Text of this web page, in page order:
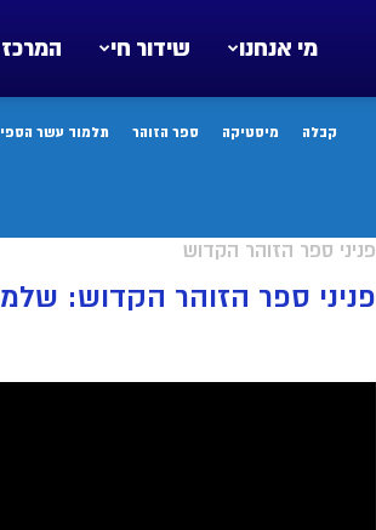
המרכז שידור חי מי אנחנו
קבלה מיסטיקה ספר הזוהר תלמוד עשר
פניני ספר הזוהר הקדוש
פניני ספר הזוהר הקדוש: